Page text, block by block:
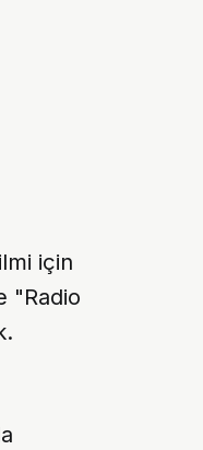
için
"Radio